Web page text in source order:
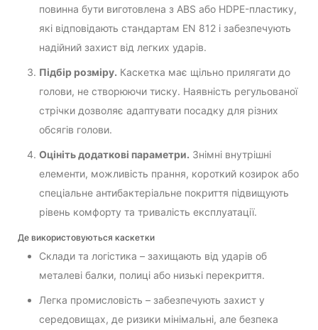
повинна бути виготовлена з ABS або HDPE-пластику,
які відповідають стандартам EN 812 і забезпечують
надійний захист від легких ударів.
Підбір розміру. Каскетка має щільно прилягати до
голови, не створюючи тиску. Наявність регульованої
стрічки дозволяє адаптувати посадку для різних
обсягів голови.
Оцініть додаткові параметри. Знімні внутрішні
елементи, можливість прання, короткий козирок або
спеціальне антибактеріальне покриття підвищують
рівень комфорту та тривалість експлуатації.
Де використовуються каскетки
Склади та логістика – захищають від ударів об
металеві балки, полиці або низькі перекриття.
Легка промисловість – забезпечують захист у
середовищах, де ризики мінімальні, але безпека